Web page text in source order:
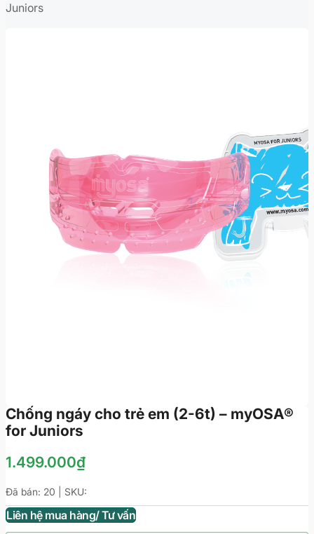
Juniors
Chống ngáy cho trẻ em (2-6t) – myOSA®
for Juniors
1.499.000₫
Đã bán: 20 | SKU:
Liên hệ mua hàng/ Tư vấn